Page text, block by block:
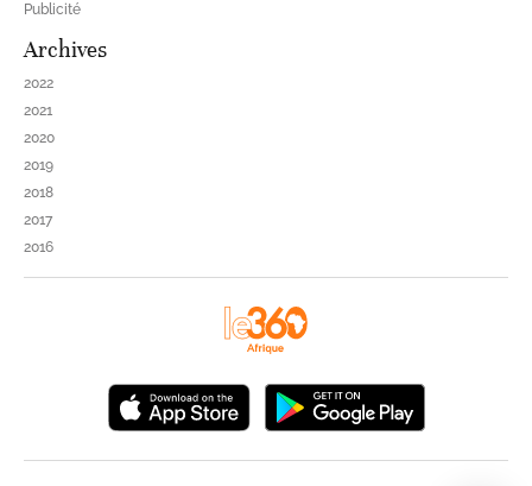
Publicité
Archives
2022
2021
2020
2019
2018
2017
2016